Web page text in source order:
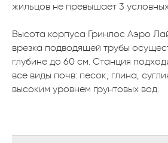
жильцов не превышает 3
Высота корпуса Гринлос Аэро
врезка подводящей трубы
глубине до 60 см. Станция
все виды почв: песок, глина,
высоким уровнем грунтовых вод.